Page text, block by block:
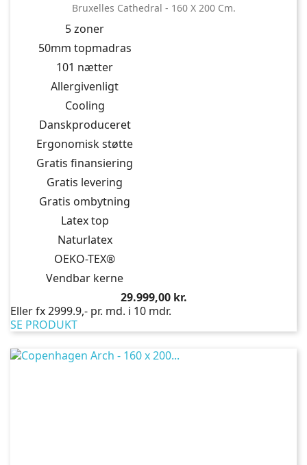
Bruxelles Cathedral - 160 X 200 Cm.
5 zoner
50mm topmadras
101 nætter
Allergivenligt
Cooling
Danskproduceret
Ergonomisk støtte
Gratis finansiering
Gratis levering
Gratis ombytning
Latex top
Naturlatex
OEKO-TEX®
Vendbar kerne
Pris
29.999,00 kr.
Eller fx 2999.9,- pr. md. i 10 mdr.
SE PRODUKT